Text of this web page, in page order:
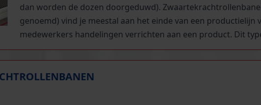
dan worden de dozen doorgeduwd).
genoemd) vind je meestal aan het einde van een
medewerkers handelingen verrichten aan een product. Dit